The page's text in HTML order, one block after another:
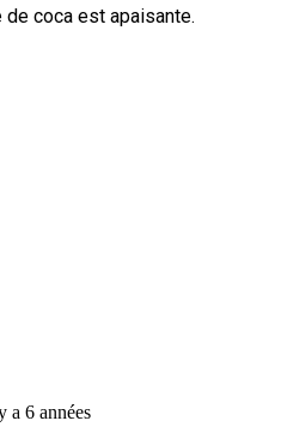
de coca est apaisante.